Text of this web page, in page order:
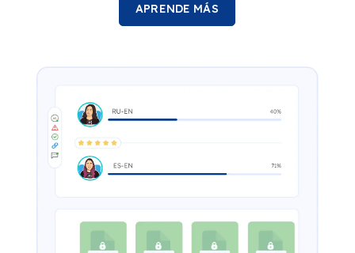
APRENDE MÁS